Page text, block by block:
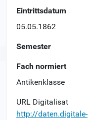
Eintrittsdatum
05.05.1862
Semester
Fach normiert
Antikenklasse
URL Digitalisat
http://daten.digitale-